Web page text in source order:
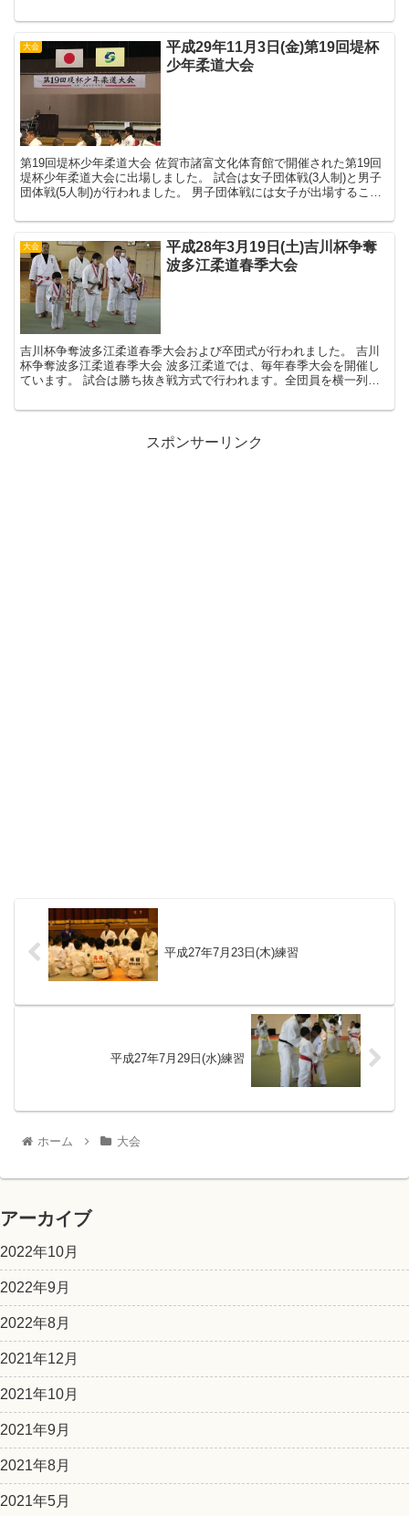
大会
平成29年11月3日(金)第19回堤杯
少年柔道大会
第19回堤杯少年柔道大会 佐賀市諸富文化体育館で開催された第19回
堤杯少年柔道大会に出場しました。 試合は女子団体戦(3人制)と男子
団体戦(5人制)が行われました。 男子団体戦には女子が出場すること
大会
平成28年3月19日(土)吉川杯争奪
波多江柔道春季大会
吉川杯争奪波多江柔道春季大会および卒団式が行われました。 吉川
杯争奪波多江柔道春季大会 波多江柔道では、毎年春季大会を開催し
ています。 試合は勝ち抜き戦方式で行われます。全団員を横一列に
スポンサーリンク
平成27年7月23日(木)練習
平成27年7月29日(水)練習
ホーム 大会
アーカイブ
2022年10月
2022年9月
2022年8月
2021年12月
2021年10月
2021年9月
2021年8月
2021年5月